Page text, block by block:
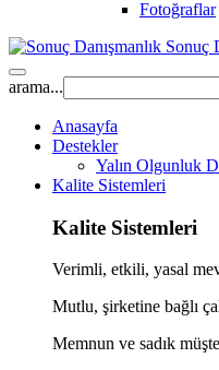
Fotoğraflar
Sonuç
arama...
Anasayfa
Destekler
Yalın Olgunluk
Kalite Sistemleri
Kalite Sistemleri
Verimli, etkili, yasal
Mutlu, şirketine bağlı
Memnun ve sadık